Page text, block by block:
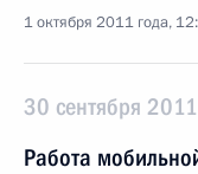
1 октября 2011 года,
30 сентября
Работа